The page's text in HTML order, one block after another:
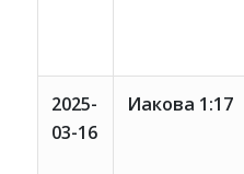
2025-
03-16
Иакова 1:17